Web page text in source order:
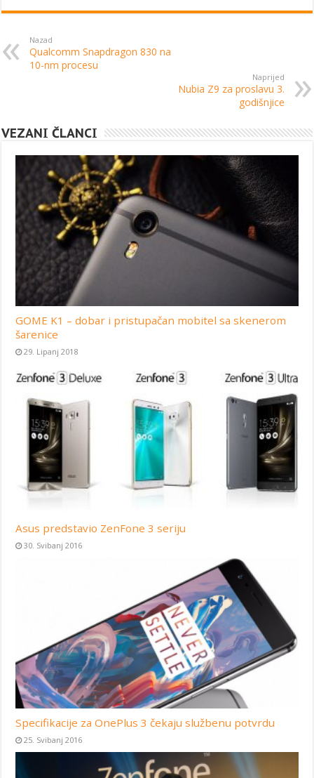
Nazad
Qualcomm Snapdragon 830 na
10-nm procesu
Naprijed
Nubia Z9 za proslavu 3.
godišnjice
VEZANI ČLANCI
GOME K1 – dobar i pristupačan mobitel sa skenerom
šarenice
29. Lipanj 2018
Asus predstavio ZenFone 3 seriju
30. Svibanj 2016
Specifikacije za OnePlus 3 čekaju službenu potvrdu
25. Svibanj 2016